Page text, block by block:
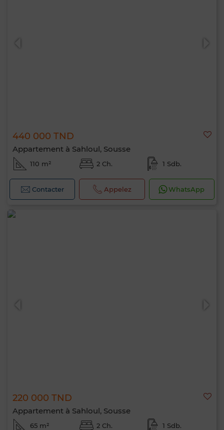
440 000 TND
Appartement à Sahloul, Sousse
110 m² 2 Ch. 1 Sdb.
Contacter Appelez WhatsApp
220 000 TND
Appartement à Sahloul, Sousse
65 m² 2 Ch. 1 Sdb.